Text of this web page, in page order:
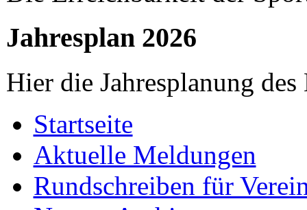
Jahresplan 2026
Hier die Jahresplanung
Startseite
Aktuelle Meldungen
Rundschreiben für